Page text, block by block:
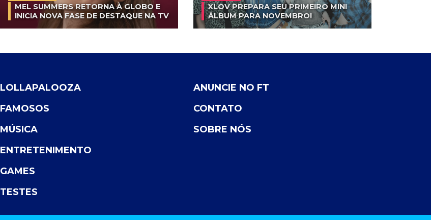
MEL SUMMERS RETORNA À GLOBO E
INICIA NOVA FASE DE DESTAQUE NA TV
XLOV PREPARA SEU PRIMEIRO MINI
ÁLBUM PARA NOVEMBRO!
LOLLAPALOOZA
FAMOSOS
MÚSICA
ENTRETENIMENTO
GAMES
TESTES
ANUNCIE NO FT
CONTATO
SOBRE NÓS